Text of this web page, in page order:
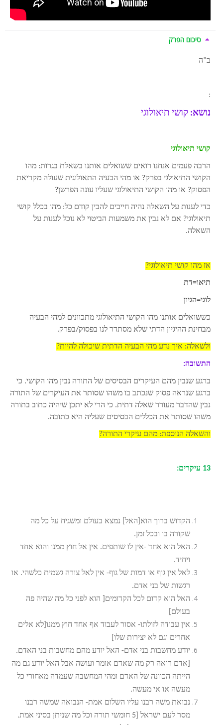
סיכום הפרק
ב”ה
:
נושא: קושי תיאולוגי
קושי תיאולוגי
הרבה פעמים אנחנו רואים ששואלים אותנו בשאלת בגרות: מהו
הקושי התיאולגי בפרק? או מהי הבעיה התאולוגית שעולה מקריאת
הפסוק? או מהו הקושי התיאולוגי שעליו עונה הפרשן?
כדי לענות על השאלה נהיה חייבים להבין קודם כל: מהו בכלל קושי
תיאולוגי? אם לא נבין את משמעות הביטוי לא נוכל לענות על
השאלה.
אז מהו קושי תיאולוגי?
תיאו=דת
לוגי=הגיון
כששואלים אותנו מהו הקושי התיאולוגי מתכוונים למהי הבעיה
מבחינת ההיגיון הדתי שלא מסתדר לנו בפסוק/בפרק.
ולשאלה: איך נדע מהי הבעיה הדתית שיכולה להיות?
התשובה:
ברגע שנבין מהם העיקרים הבסיסים של התורה נבין מהו הקושי. כי
ברגע שנראה פסוק שנכתב בו משהו שסותר את העיקרים של התורה
נבין שהדבר מעורר שאלה דתית. כי הרי לא יתכן שיהיה כתוב בתורה
משהו שסותר את הכללים הבסיסים שעליה היא כתובה.
והשאלה הנוספת: מהם עיקרי התורה?
13 עיקרים:
הקדוש ברוך הוא[האל] נמצא בעולם ומשגיח על כל מה
שקורה בו ובכל זמן.
האל הוא אחד -אין לו שותפים. אין אל חוץ ממנו והוא אחד
ויחיד.
לאל אין גוף או דמות של גוף- אין לאל צורה גשמית כלשהי. או
רגשות של בני אדם.
האל הוא קדום לכל הקדומים[ הוא לפני כל מה שהיה פה
בעולם]
אין עבודה לזולתו- אסור לעבוד אף אחד חוץ ממנו[לא אלים
אחרים וגם לא יצירות שלו]
יודע מחשבות בני אדם- האל יודע מהם מחשבות בני האדם.
[אדם רואה רק מה שאדם אומר ועושה אבל האל יודע גם מה
הייתה הכוונה של האדם ומהי המחשבה שעמדה מאחורי כל
מעשה או אי מעשה.
נבואת משה רבנו עליו השלום אמת- הנבואה שמשה רבנו
מסר לעם ישראל [5 חומשי תורה וכל מה שניתן בסיני אמת.